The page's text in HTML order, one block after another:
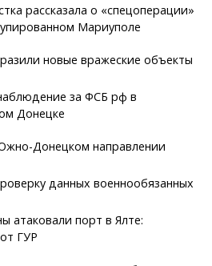
рассказала о «спецоперации»
Мариуполе
новые вражеские объекты
за ФСБ рф в
Донецке
Донецком направлении
данных военнообязанных
атаковали порт в Ялте:
ГУР